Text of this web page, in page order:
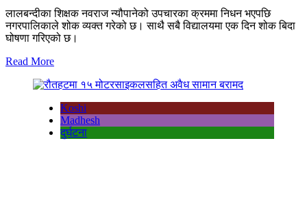
लालबन्दीका शिक्षक नवराज न्यौपानेको उपचारका क्रममा निधन भएपछि
नगरपालिकाले शोक व्यक्त गरेको छ। साथै सबै विद्यालयमा एक दिन शोक बिदा
घोषणा गरिएको छ।
Read More
Koshi
Madhesh
दुर्घटना